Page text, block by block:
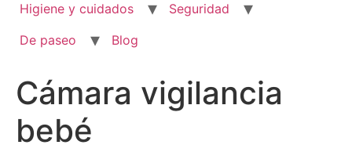
Higiene y cuidados
Seguridad
De paseo
Blog
Cámara vigilancia
bebé